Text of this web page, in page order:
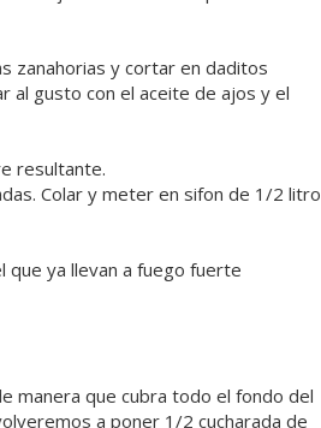
zanahorias y cortar en daditos
al gusto con el aceite de ajos y el
resultante.
Colar y meter en sifon de 1/2 litro
que ya llevan a fuego fuerte
manera que cubra todo el fondo del
a poner 1/2 cucharada de